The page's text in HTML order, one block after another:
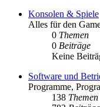
Konsolen & Spiele
Alles für den
0 Themen
0 Beiträge
Keine
Software und
Programme,
138 Themen